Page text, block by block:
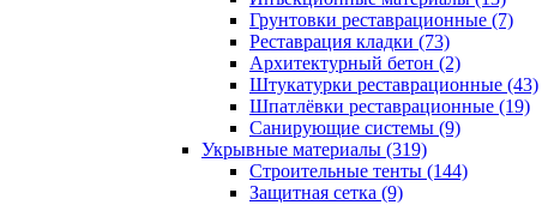
Грунтовки реставрационные (7)
Реставрация кладки (73)
Архитектурный бетон (2)
Штукатурки реставрационные (43)
Шпатлёвки реставрационные (19)
Санирующие системы (9)
Укрывные материалы (319)
Строительные тенты (144)
Защитная сетка (9)